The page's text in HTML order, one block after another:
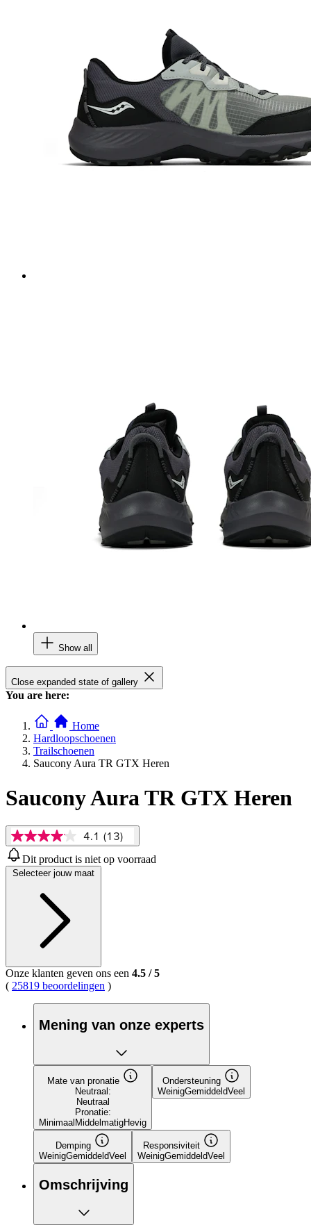
Show all
Close expanded state of gallery
You are here:
Home
Hardloopschoenen
Trailschoenen
Saucony Aura TR GTX Heren
Saucony Aura TR GTX Heren
4.1
van
5
sterren,
scorewaarde.
Reviews.
Dezelfde
paginalink.
4.1 (13)
Dit product is niet op voorraad
Selecteer jouw maat
Onze klanten geven ons een 4.5 /5
( 25819 beoordelingen )
Mening van onze experts
Mate van pronatie
Neutraal:
Neutraal
Pronatie:
Minimaal MiddelmatigHevig
Ondersteuning
WeinigGemiddeldVeel
Demping
WeinigGemiddeldVeel
Responsiviteit
WeinigGemiddeldVeel
Omschrijving